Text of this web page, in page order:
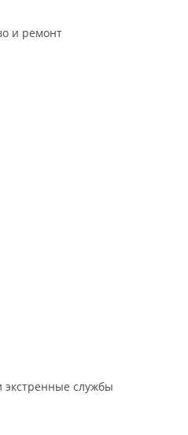
и ремонт
службы